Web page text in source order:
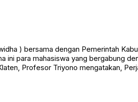
) bersama dengan Pemerintah
ini para mahasiswa yang bergabung
Profesor Triyono mengatakan,